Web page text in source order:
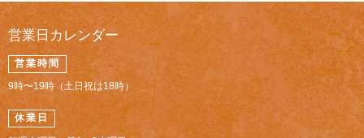
営業日カレンダー
営業時間
9時〜19時（土日祝は18時）
休業日